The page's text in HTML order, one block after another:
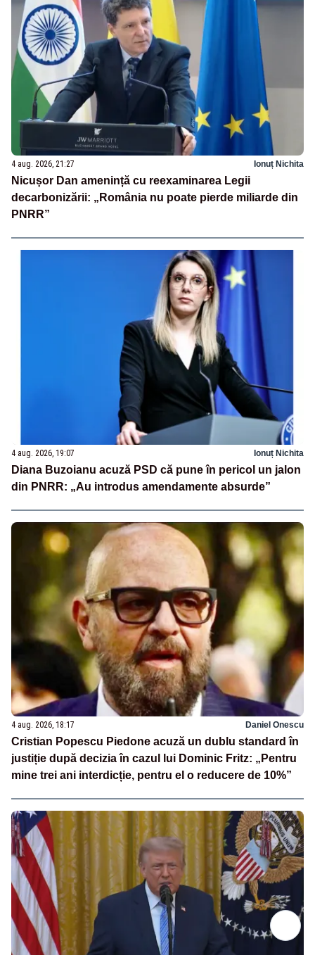
4 aug. 2026, 21:27 Ionuț Nichita
Nicușor Dan amenință cu reexaminarea Legii
decarbonizării: „România nu poate pierde miliarde din
PNRR”
4 aug. 2026, 19:07 Ionuț Nichita
Diana Buzoianu acuză PSD că pune în pericol un jalon
din PNRR: „Au introdus amendamente absurde”
4 aug. 2026, 18:17 Daniel Onescu
Cristian Popescu Piedone acuză un dublu standard în
justiție după decizia în cazul lui Dominic Fritz: „Pentru
mine trei ani interdicție, pentru el o reducere de 10%”